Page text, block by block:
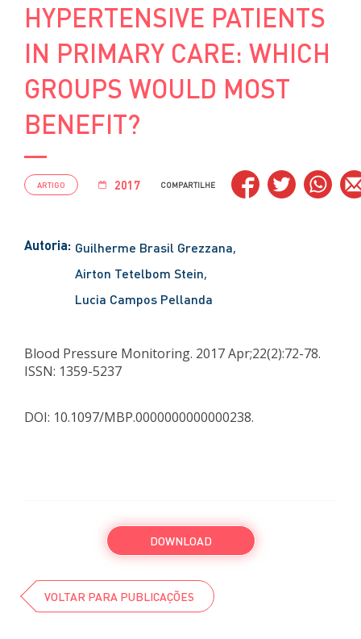
HYPERTENSIVE PATIENTS
IN PRIMARY CARE: WHICH
GROUPS WOULD MOST
BENEFIT?
ARTIGO 2017 COMPARTILHE
Autoria: Guilherme Brasil Grezzana
Airton Tetelbom Stein
Lucia Campos Pellanda
Blood Pressure Monitoring. 2017 Apr;22(2):72-78.
ISSN: 1359-5237
DOI: 10.1097/MBP.0000000000000238.
DOWNLOAD
VOLTAR PARA PUBLICAÇÕES